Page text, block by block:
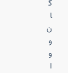
گ
ا
ن
و
و
ا